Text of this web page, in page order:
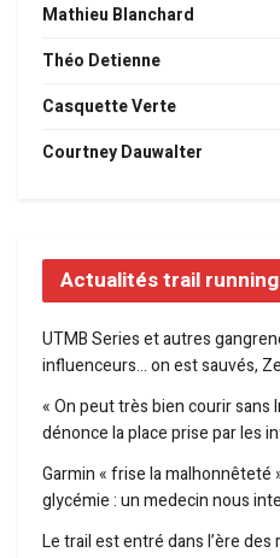
Mathieu Blanchard
Théo Detienne
Casquette Verte
Courtney Dauwalter
Actualités trail running
UTMB Series et autres
influenceurs… on est sauvés,
« On peut très bien courir sans
dénonce la place prise par les
Garmin « frise la malhonnêteté
glycémie : un medecin nous
Le trail est entré dans l’ère